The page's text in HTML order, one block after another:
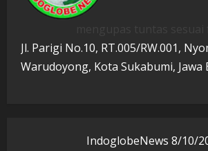
Jl. Parigi No.10, RT.005/RW.001,
Warudoyong, Kota Sukabumi, Jawa
IndoglobeNews 8/10/